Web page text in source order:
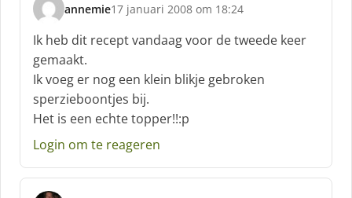
annemie
s
c
h
r
e
e
f
17 januari 2008 om 18:24
Ik heb dit recept vandaag voor de tweede keer
gemaakt.
Ik voeg er nog een klein blikje gebroken
sperzieboontjes bij.
Het is een echte topper!!:p
Login om te reageren